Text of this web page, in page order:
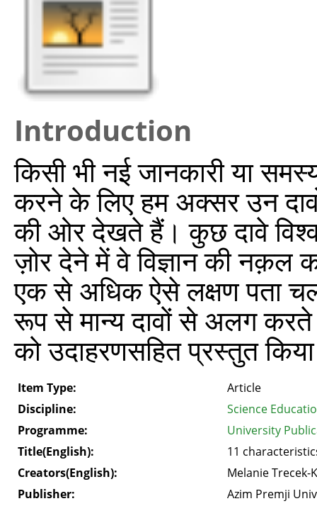
Introduction
किसी भी नई जानकारी या
करने के लिए हम अक्सर उन
की ओर देखते हैं। कुछ दावे
ज़ोर देने में वे विज्ञान की
एक से अधिक ऐसे लक्षण पता चल
रूप से मान्य दावों से अलग
को उदाहरणसहित प्रस्तुत
Item Type:
Article
Discipline:
Science
Programme:
University
Title(English):
11
Creators(English):
Melanie Trecek-
Publisher:
Azim Premji